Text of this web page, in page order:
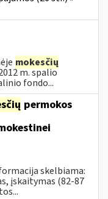
mokesčių
m. spalio
fondo...
permokos
skelbiama:
įskaitymas (82-87